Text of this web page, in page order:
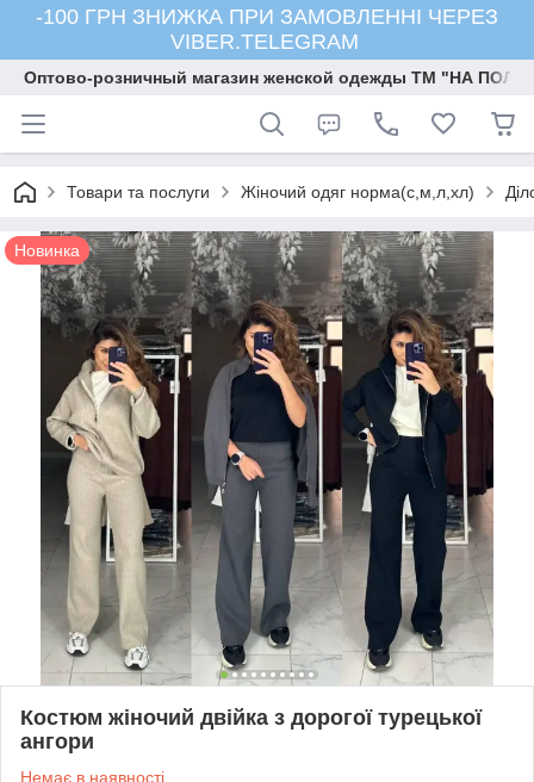
-100 ГРН ЗНИЖКА ПРИ ЗАМОВЛЕННІ ЧЕРЕЗ
VIBER.TELEGRAM
Оптово-розничный магазин женской одежды ТМ "НА
Товари та послуги Жіночий одяг норма(с,м,л,хл)
Новинка
Костюм жіночий двійка з дорогої турецької
ангори
Немає в наявності